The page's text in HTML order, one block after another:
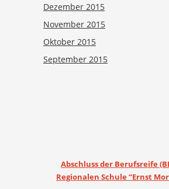
Dezember 2015
November 2015
Oktober 2015
September 2015
Abschluss der Berufsreife
Regionalen Schule “Ernst